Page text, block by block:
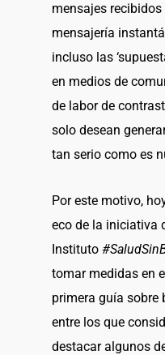
mensajes
mensajería
incluso las
en medios de
de labor de
solo desean
tan serio como es
Por este motivo,
eco de la iniciativa
Instituto
tomar medidas en
primera guía sobre
entre los que
destacar algunos